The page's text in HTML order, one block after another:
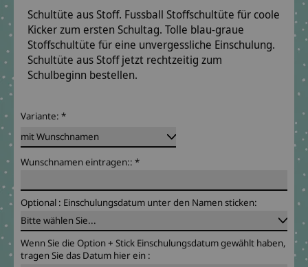
Schultüte aus Stoff. Fussball Stoffschultüte für coole
Kicker zum ersten Schultag. Tolle blau-graue
Stoffschultüte für eine unvergessliche Einschulung.
Schultüte aus Stoff jetzt rechtzeitig zum
Schulbeginn bestellen.
Variante: *
Wunschnamen eintragen:: *
Optional : Einschulungsdatum unter den Namen sticken:
Wenn Sie die Option + Stick Einschulungsdatum gewählt haben,
tragen Sie das Datum hier ein :